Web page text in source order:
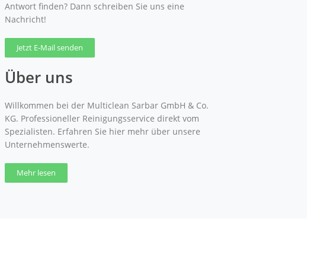
Antwort finden? Dann schreiben Sie uns eine
Nachricht!
Jetzt E-Mail senden
Über uns
Willkommen bei der Multiclean Sarbar GmbH & Co.
KG. Professioneller Reinigungsservice direkt vom
Spezialisten. Erfahren Sie hier mehr über unsere
Unternehmenswerte.
Mehr lesen